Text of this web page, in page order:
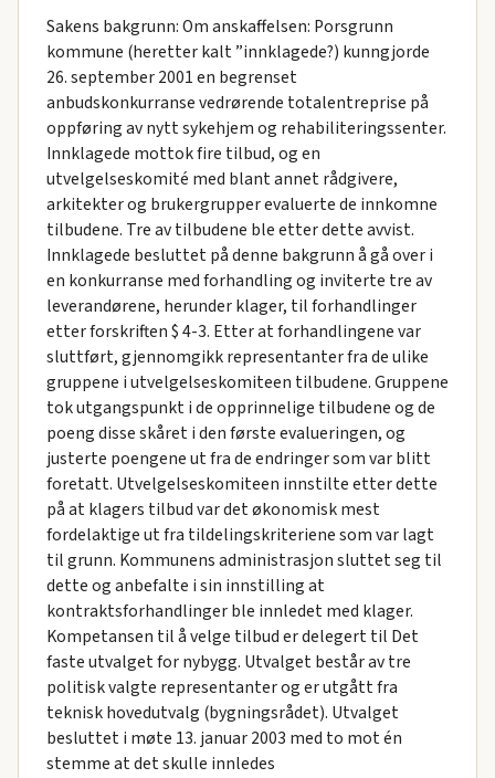
Sakens bakgrunn: Om anskaffelsen: Porsgrunn
kommune (heretter kalt ”innklagede?) kunngjorde
26. september 2001 en begrenset
anbudskonkurranse vedrørende totalentreprise på
oppføring av nytt sykehjem og rehabiliteringssenter.
Innklagede mottok fire tilbud, og en
utvelgelseskomité med blant annet rådgivere,
arkitekter og brukergrupper evaluerte de innkomne
tilbudene. Tre av tilbudene ble etter dette avvist.
Innklagede besluttet på denne bakgrunn å gå over i
en konkurranse med forhandling og inviterte tre av
leverandørene, herunder klager, til forhandlinger
etter forskriften $ 4-3. Etter at forhandlingene var
sluttført, gjennomgikk representanter fra de ulike
gruppene i utvelgelseskomiteen tilbudene. Gruppene
tok utgangspunkt i de opprinnelige tilbudene og de
poeng disse skåret i den første evalueringen, og
justerte poengene ut fra de endringer som var blitt
foretatt. Utvelgelseskomiteen innstilte etter dette
på at klagers tilbud var det økonomisk mest
fordelaktige ut fra tildelingskriteriene som var lagt
til grunn. Kommunens administrasjon sluttet seg til
dette og anbefalte i sin innstilling at
kontraktsforhandlinger ble innledet med klager.
Kompetansen til å velge tilbud er delegert til Det
faste utvalget for nybygg. Utvalget består av tre
politisk valgte representanter og er utgått fra
teknisk hovedutvalg (bygningsrådet). Utvalget
besluttet i møte 13. januar 2003 med to mot én
stemme at det skulle innledes